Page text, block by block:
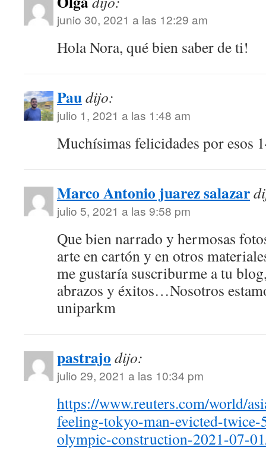
junio 30, 2021 a las 12:29 am
Hola Nora, qué bien saber de ti!
Paudijo:
julio 1, 2021 a las 1:48 am
Muchísimas felicidades por esos
Marco Antonio juarez salazar
julio 5, 2021 a las 9:58 pm
Que bien narrado y hermosas
arte en cartón y en otros
me gustaría suscriburme a tu
abrazos y éxitos…Nosotros
uniparkm
pastrajo dijo:
julio 29, 2021 a las 10:34 pm
https://www.reuters.com/world/
feeling-tokyo-man-evicted-twice-
olympic-construction-2021-07-